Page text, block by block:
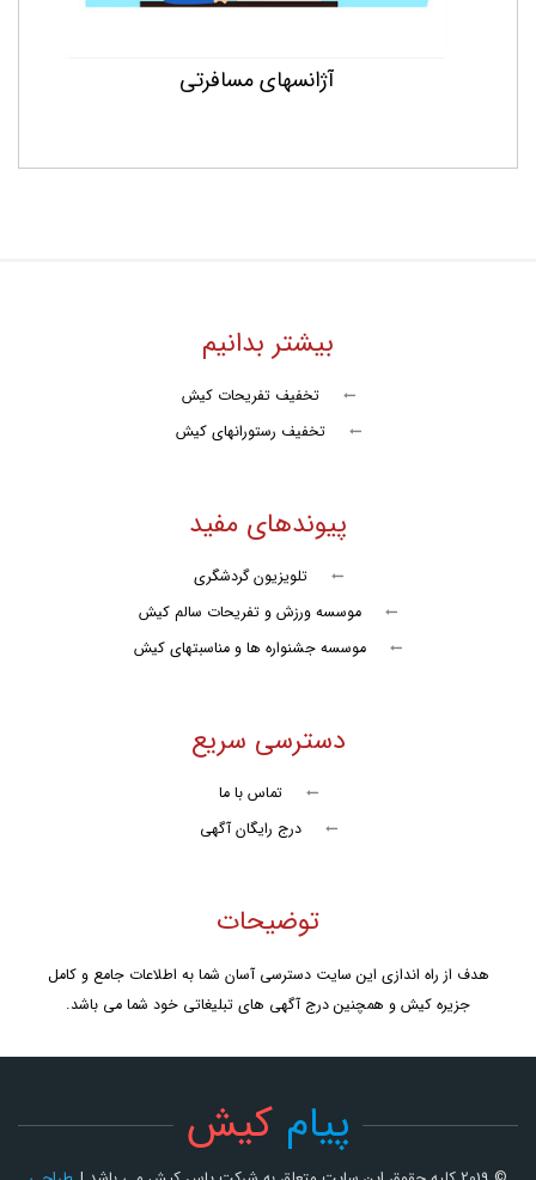
آژانسهای مسافرتی
بیشتر بدانیم
تخفیف تفریحات کیش
تخفیف رستورانهای کیش
پیوندهای مفید
تلویزیون گردشگری
موسسه ورزش و تفریحات سالم کیش
موسسه جشنواره ها و مناسبتهای کیش
دسترسی سریع
تماس با ما
درج رایگان آگهی
توضیحات
هدف از راه اندازی این سایت دسترسی آسان شما به اطلاعات جامع و کامل
جزیره کیش و همچنین درج آگهی های تبلیغاتی خود شما می باشد.
پیامکیش